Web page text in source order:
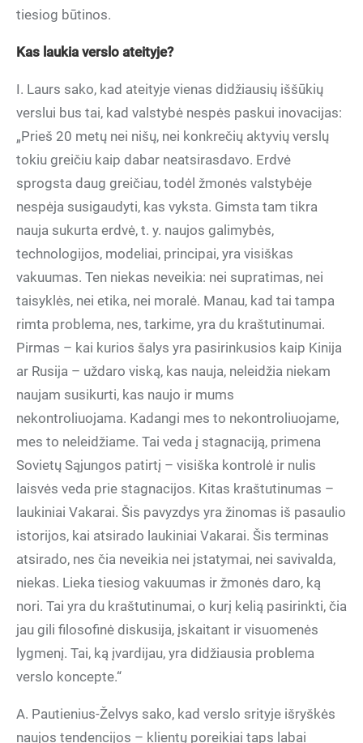
tiesiog būtinos.
Kas laukia verslo ateityje?
I. Laurs sako, kad ateityje vienas didžiausių iššūkių
verslui bus tai, kad valstybė nespės paskui inovacijas:
„Prieš 20 metų nei nišų, nei konkrečių aktyvių verslų
tokiu greičiu kaip dabar neatsirasdavo. Erdvė
sprogsta daug greičiau, todėl žmonės valstybėje
nespėja susigaudyti, kas vyksta. Gimsta tam tikra
nauja sukurta erdvė, t. y. naujos galimybės,
technologijos, modeliai, principai, yra visiškas
vakuumas. Ten niekas neveikia: nei supratimas, nei
taisyklės, nei etika, nei moralė. Manau, kad tai tampa
rimta problema, nes, tarkime, yra du kraštutinumai.
Pirmas – kai kurios šalys yra pasirinkusios kaip Kinija
ar Rusija – uždaro viską, kas nauja, neleidžia niekam
naujam susikurti, kas naujo ir mums
nekontroliuojama. Kadangi mes to nekontroliuojame,
mes to neleidžiame. Tai veda į stagnaciją, primena
Sovietų Sąjungos patirtį – visiška kontrolė ir nulis
laisvės veda prie stagnacijos. Kitas kraštutinumas –
laukiniai Vakarai. Šis pavyzdys yra žinomas iš pasaulio
istorijos, kai atsirado laukiniai Vakarai. Šis terminas
atsirado, nes čia neveikia nei įstatymai, nei savivalda,
niekas. Lieka tiesiog vakuumas ir žmonės daro, ką
nori. Tai yra du kraštutinumai, o kurį kelią pasirinkti, čia
jau gili filosofinė diskusija, įskaitant ir visuomenės
lygmenį. Tai, ką įvardijau, yra didžiausia problema
verslo koncepte.“
A. Pautienius-Želvys sako, kad verslo srityje išryškės
naujos tendencijos – klientų poreikiai taps labai